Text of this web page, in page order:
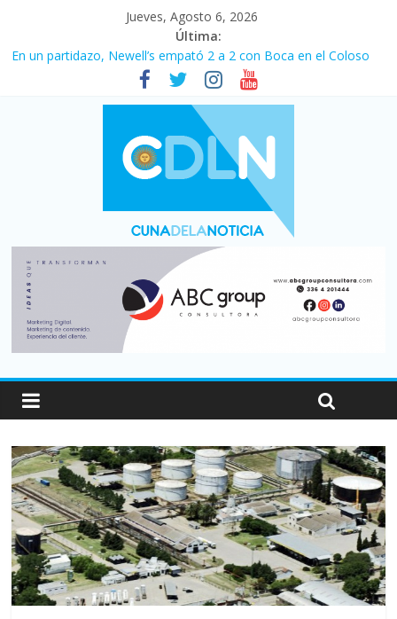
Jueves, Agosto 6, 2026
Última:
En un partidazo, Newell’s empató 2 a 2 con Boca en el Coloso
Vacaciones de invierno con más movimiento y consumo
turístico: 4,6 millones de personas viajaron por el país, un 5,9%
Fuerte caída de la venta de autos usados en julio: bajó un 12,6%
Central venció 1 a 0 al River de Coudet en el Monumental
Pullaro mejora sus relaciones con el Gobierno nacional